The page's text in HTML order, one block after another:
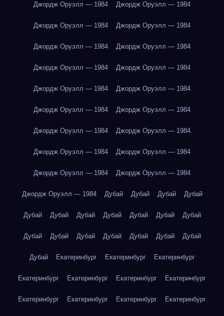
Джордж Оруэлл — 1984 Джордж Оруэлл — 1984
Джордж Оруэлл — 1984 Джордж Оруэлл — 1984
Джордж Оруэлл — 1984 Джордж Оруэлл — 1984
Джордж Оруэлл — 1984 Джордж Оруэлл — 1984
Джордж Оруэлл — 1984 Джордж Оруэлл — 1984
Джордж Оруэлл — 1984 Джордж Оруэлл — 1984
Джордж Оруэлл — 1984 Джордж Оруэлл — 1984
Джордж Оруэлл — 1984 Джордж Оруэлл — 1984
Джордж Оруэлл — 1984 Джордж Оруэлл — 1984
Джордж Оруэлл — 1984 Дубай Дубай Дубай Дубай
Дубай Дубай Дубай Дубай Дубай Дубай Дубай
Дубай Дубай Дубай Дубай Дубай Дубай Дубай
Дубай Екатеринбург Екатеринбург Екатеринбург
Екатеринбург Екатеринбург Екатеринбург Екатеринбург
Екатеринбург Екатеринбург Екатеринбург Екатеринбург